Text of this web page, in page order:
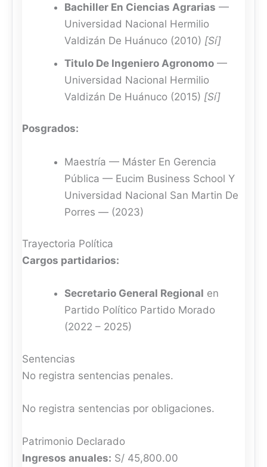
Bachiller En Ciencias Agrarias —
Universidad Nacional Hermilio
Valdizán De Huánuco (2010) [Sí]
Titulo De Ingeniero Agronomo —
Universidad Nacional Hermilio
Valdizán De Huánuco (2015) [Sí]
Posgrados:
Maestría — Máster En Gerencia
Pública — Eucim Business School Y
Universidad Nacional San Martin De
Porres — (2023)
Trayectoria Política
Cargos partidarios:
Secretario General Regional en
Partido Político Partido Morado
(2022 – 2025)
Sentencias
No registra sentencias penales.
No registra sentencias por obligaciones.
Patrimonio Declarado
Ingresos anuales: S/ 45,800.00